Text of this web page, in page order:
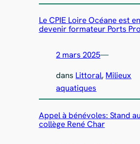
Le CPIE Loire Océane est
devenir formateur Ports
2 mars 2025—
dans Littoral, Milieux
aquatiques
Appel à bénévoles: Stand
collège René Char